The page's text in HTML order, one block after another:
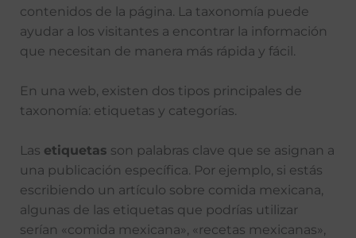
contenidos de la página. La taxonomía puede
ayudar a los visitantes a encontrar la información
que necesitan de manera más rápida y fácil.
En una web, existen dos tipos principales de
taxonomía: etiquetas y categorías.
Las etiquetas son palabras clave que se asignan a
una publicación específica. Por ejemplo, si estás
escribiendo un artículo sobre comida mexicana,
algunas de las etiquetas que podrías utilizar
serían «comida mexicana», «recetas mexicanas»,